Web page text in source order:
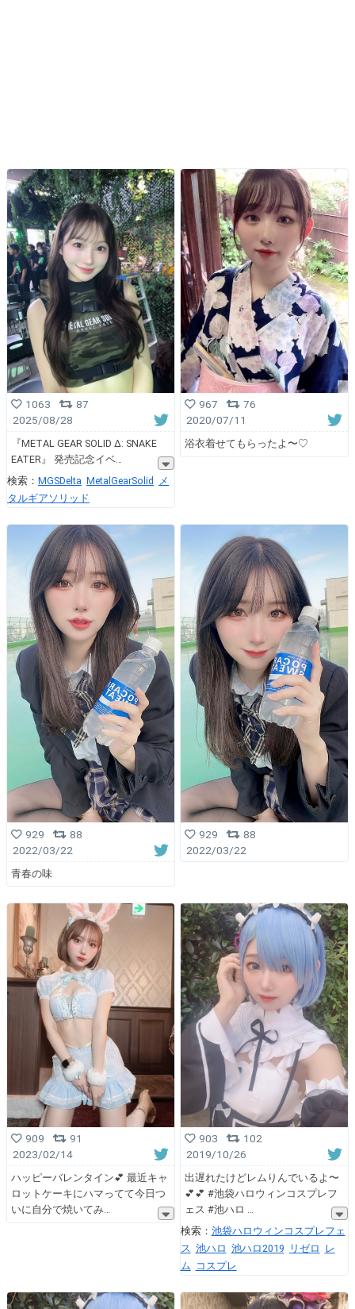
1063
87
2025/08/28
『METAL GEAR SOLID Δ: SNAKE
EATER』 発売記念イベ
検索： MGSDelta MetalGearSolid
メ
タルギアソリッド
967
76
2020/07/11
浴衣着せてもらったよ〜♡
929
88
2022/03/22
青春の味
929
88
2022/03/22
909
91
2023/02/14
ハッピーバレンタイン💕 最近キャ
ロットケーキにハマってて今日つ
いに自分で焼いてみ
903
102
2019/10/26
出遅れたけどレムりんでいるよ〜
💕💕 #池袋ハロウィンコスプレフ
ェス #池ハロ
検索： 池袋ハロウィンコスプレフェ
ス 池ハロ 池ハロ2019 リゼロ
レ
ム コスプレ